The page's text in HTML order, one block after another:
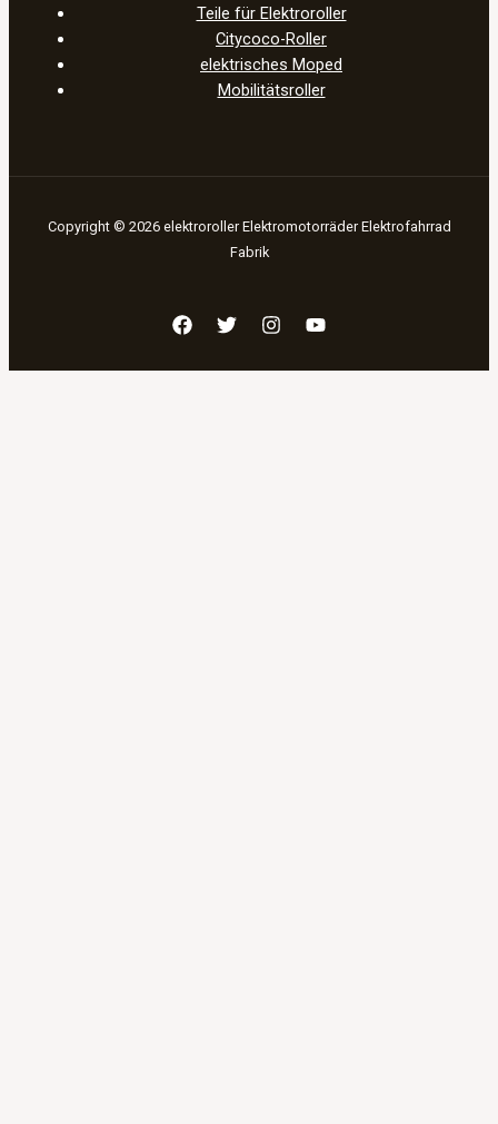
Teile für Elektroroller
Citycoco-Roller
elektrisches Moped
Mobilitätsroller
Copyright © 2026 elektroroller Elektromotorräder Elektrofahrrad
Fabrik